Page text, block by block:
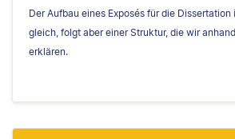
Der Aufbau eines Exposés für die Dissertation
gleich, folgt aber einer Struktur, die wir
erklären.